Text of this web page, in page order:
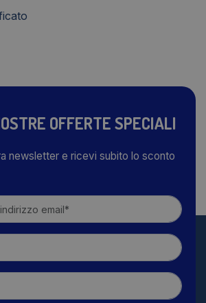
OFFERTE SPECIALI
newsletter e ricevi subito lo sconto